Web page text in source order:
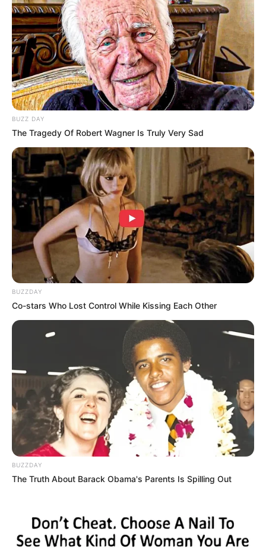
Arkhabel Fedly
Istri & Pacar
Tidak diketahui namanya
Ia pernah menikah dengan seorang wanita namun berakhir dengan
perceraian. Keduanya dikaruniai satu anak yang diberi nama
Giraldi Pradana Putra Fedly.
Yanti Pane
Ia sudah menikah dengan Yanti Pane yang merupakan juniornya
saat kuliah. Mereka memiliki anak yang diberi nama Farah Kiana
Fedly serta Kianu Arkhabel Fedly.
Kekayaan
Tidak diketahui pasti berapa total kekayaan Egi Fedly,
kekayaannya berasal dari kariernya sebagai aktor dan musikus.
BUZZ DAY
The Tragedy Of Robert Wagner Is Truly Very Sad
BUZZDAY
Co-stars Who Lost Control While Kissing Each Other
BUZZDAY
The Truth About Barack Obama's Parents Is Spilling Out